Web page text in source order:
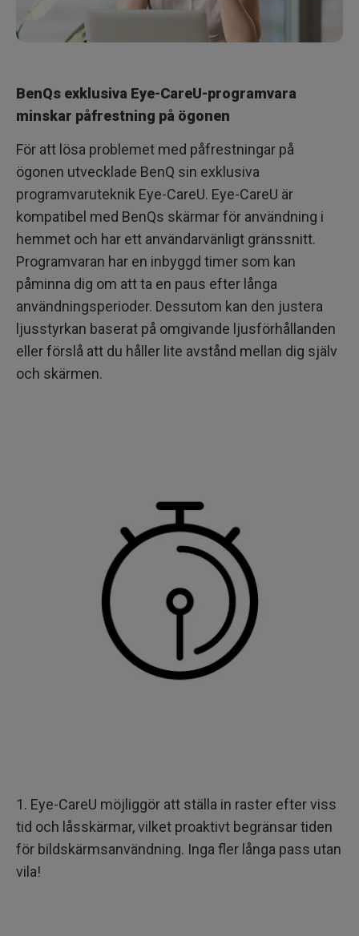
BenQs exklusiva Eye-CareU-programvara
minskar påfrestning på ögonen
För att lösa problemet med påfrestningar på
ögonen utvecklade BenQ sin exklusiva
programvaruteknik Eye-CareU. Eye-CareU är
kompatibel med BenQs skärmar för användning i
hemmet och har ett användarvänligt gränssnitt.
Programvaran har en inbyggd timer som kan
påminna dig om att ta en paus efter långa
användningsperioder. Dessutom kan den justera
ljusstyrkan baserat på omgivande ljusförhållanden
eller förslå att du håller lite avstånd mellan dig själv
och skärmen.
1. Eye-CareU möjliggör att ställa in raster efter viss
tid och låsskärmar, vilket proaktivt begränsar tiden
för bildskärmsanvändning. Inga fler långa pass utan
vila!